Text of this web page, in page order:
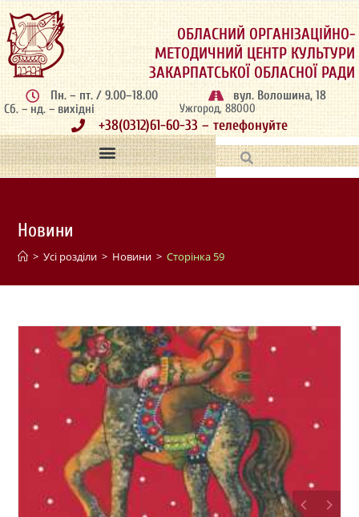
ОБЛАСНИЙ ОРГАНІЗАЦІЙНО-
МЕТОДИЧНИЙ ЦЕНТР КУЛЬТУРИ
ЗАКАРПАТСЬКОЇ ОБЛАСНОЇ РАДИ
Пн. – пт. / 9.00–18.00
Сб. – нд. – вихідні
вул. Волошина, 18
Ужгород, 88000
+38(0312)61-60-33 – телефонуйте
Новини
> Усі розділи > Новини > Сторінка 59